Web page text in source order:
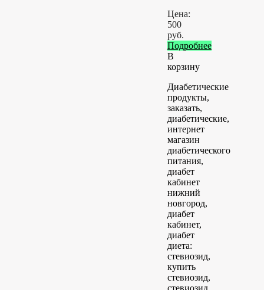
Цена:
500
руб.
Подробнее
В
корзину
Диабетические
продукты,
заказать,
диабетические,
интернет
магазин
диабетического
питания,
диабет
кабинет
нижний
новгород,
диабет
кабинет,
диабет
диета:
стевиозид,
купить
стевиозид,
стевиозид